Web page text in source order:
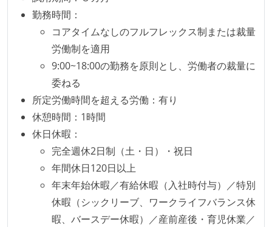
勤務時間：
コアタイムなしのフルフレックス制または裁量
労働制を適用
9:00~18:00の勤務を原則とし、労働者の裁量に
委ねる
所定労働時間を超える労働：有り
休憩時間：1時間
休日休暇：
完全週休2日制（土・日）・祝日
年間休日120日以上
年末年始休暇／有給休暇（入社時付与）／特別
休暇（シックリーブ、ワークライフバランス休
暇、バースデー休暇）／産前産後・育児休業／